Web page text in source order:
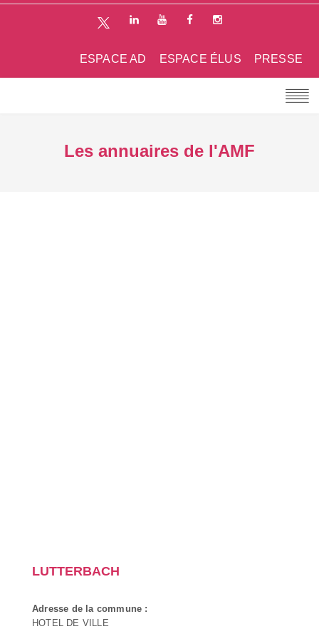
PRESSE
ESPACE ÉLUS
ESPACE AD
Les annuaires de l'AMF
LUTTERBACH
Adresse de la commune :
HOTEL DE VILLE